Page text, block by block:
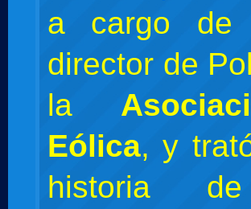
a cargo de
director de
la
Eólica, y
historia